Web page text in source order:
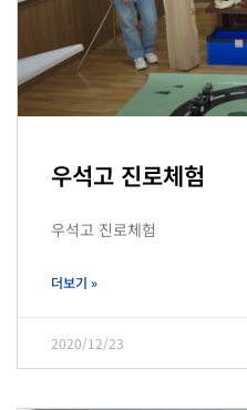
우석고 진로체험
우석고 진로체험
더보기 »
2020/12/23